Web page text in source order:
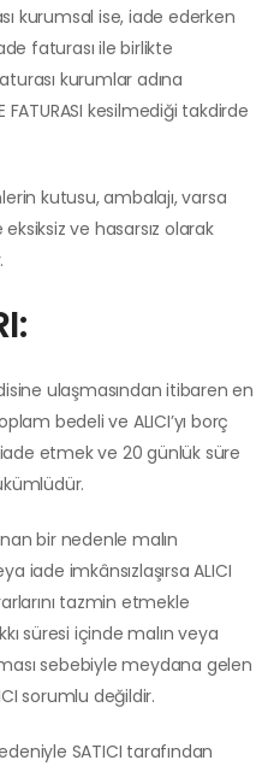
kurumsal ise, iade ederken
faturası ile birlikte
kurumlar adına
kesilmediği takdirde
kutusu, ambalajı, varsa
ve hasarsız olarak
ulaşmasından itibaren en
bedeli ve ALICI’yı borç
iade etmek ve 20 günlük süre
bir nedenle malın
iade imkânsızlaşırsa ALICI
tazmin etmekle
süresi içinde malın veya
sebebiyle meydana gelen
sorumlu değildir.
SATICI tarafından